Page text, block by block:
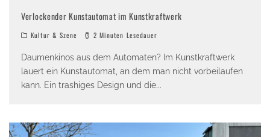
Verlockender Kunstautomat im Kunstkraftwerk
Kultur & Szene 2 Minuten Lesedauer
Daumenkinos aus dem Automaten? Im Kunstkraftwerk
lauert ein Kunstautomat, an dem man nicht vorbeilaufen
kann. Ein trashiges Design und die...